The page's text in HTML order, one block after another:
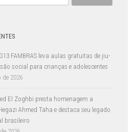
FAMBRAS leva aulas gratuitas de jiu-
social para crianças e adolescentes
de 2026
El Zoghbi presta homenagem a
Ahmed Taha e destaca seu legado
brasileiro